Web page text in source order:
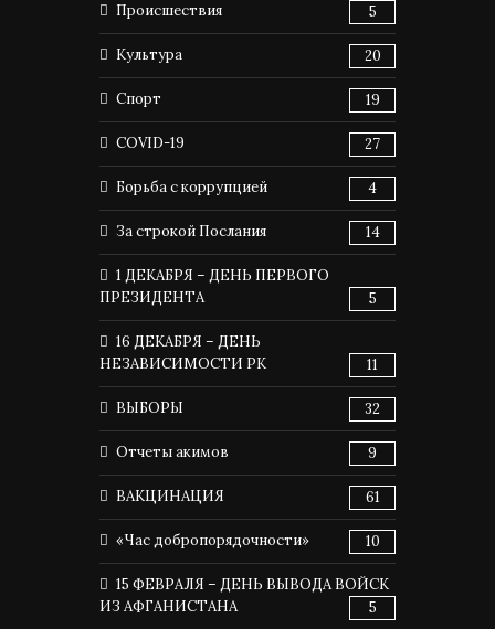
Происшествия 5
Культура 20
Спорт 19
COVID-19 27
Борьба с коррупцией 4
За строкой Послания 14
1 ДЕКАБРЯ – ДЕНЬ ПЕРВОГО
ПРЕЗИДЕНТА
5
16 ДЕКАБРЯ – ДЕНЬ
НЕЗАВИСИМОСТИ РК
11
ВЫБОРЫ 32
Отчеты акимов 9
ВАКЦИНАЦИЯ 61
«Час добропорядочности» 10
15 ФЕВРАЛЯ – ДЕНЬ ВЫВОДА ВОЙСК
ИЗ АФГАНИСТАНА
5